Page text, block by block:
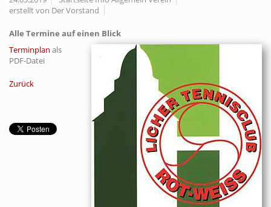
erstellt von Der Vorstand
Alle Termine auf einen Blick
Terminplan als
PDF-Datei
Zurück